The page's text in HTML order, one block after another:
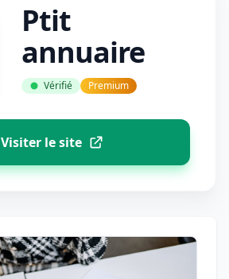
Ptit
annuaire
Vérifié Premium
Visiter le site